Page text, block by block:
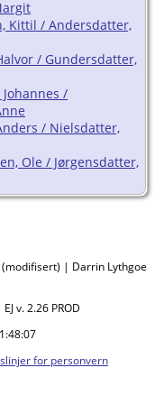
Kittil / Andersdatter,
/ Gundersdatter,
/
/ Nielsdatter,
Ole / Jørgensdatter,
| Darrin Lythgoe
v. 2.26 PROD
for personvern